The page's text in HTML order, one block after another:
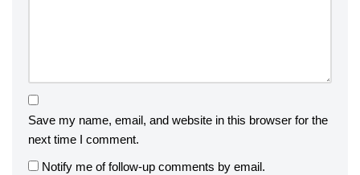
Save my name, email, and website in this browser for the
next time I comment.
Notify me of follow-up comments by email.